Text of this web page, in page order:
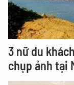
3 nữ du
chụp ảnh tại